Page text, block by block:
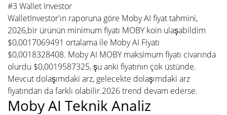
#3 Wallet Investor
WalletInvestor'ın raporuna göre Moby AI fiyat tahmini,
2026,bir ürünün minimum fiyatı MOBY koin ulaşabildim
$0,0017069491 ortalama ile Moby AI Fiyatı
$0,0018328408. Moby AI MOBY maksimum fiyatı civarında
olurdu $0,0019587325, şu anki fiyatının çok üstünde.
Mevcut dolaşımdaki arz, gelecekte dolaşımdaki arz
fiyatından da farklı olabilir.2026 trend devam ederse.
Moby AI Teknik Analiz